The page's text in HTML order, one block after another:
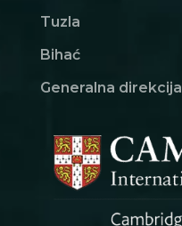
Tuzla
Bihać
Generalna direkcija